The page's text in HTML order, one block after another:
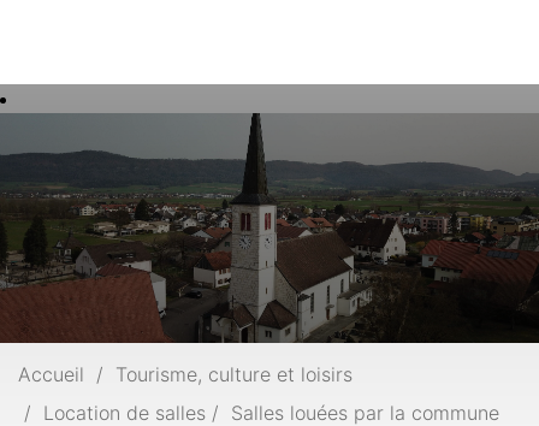
clés
Accueil
Tourisme, culture et loisirs
Location de salles
Salles louées par la commune